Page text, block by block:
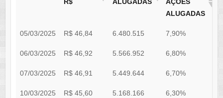
ALUGADAS
05/03/2025 R$ 46,84 6.480.515 7,90%
06/03/2025 R$ 46,92 5.566.952 6,80%
07/03/2025 R$ 46,91 5.449.644 6,70%
10/03/2025 R$ 45,60 5.168.166 6,30%